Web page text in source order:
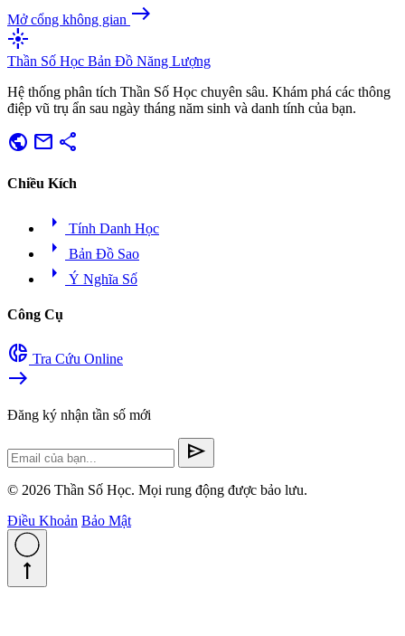
Mở cổng không gian east
flare
Thần Số Học Bản Đồ Năng Lượng
Hệ thống phân tích Thần Số Học chuyên sâu. Khám phá các thông
điệp vũ trụ ẩn sau ngày tháng năm sinh và danh tính của bạn.
public mail share
Chiều Kích
arrow_right Tính Danh Học
arrow_right Bản Đồ Sao
arrow_right Ý Nghĩa Số
Công Cụ
donut_small Tra Cứu Online
east
Đăng ký nhận tần số mới
send
© 2026 Thần Số Học. Mọi rung động được bảo lưu.
Điều Khoản Bảo Mật
straight